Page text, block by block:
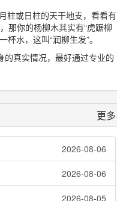
柱或日柱的天干地支，看看有
那你的杨柳木其实有“虎踞柳
水，这叫“润柳生发”。
真实情况，最好通过专业的
更多
2026-08-06
2026-08-06
2026-08-05